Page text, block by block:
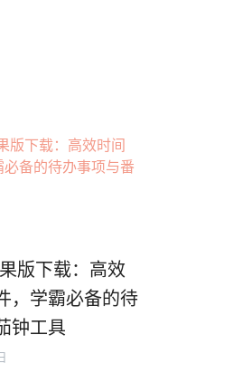
版下载：高效
，学霸必备的待
钟工具